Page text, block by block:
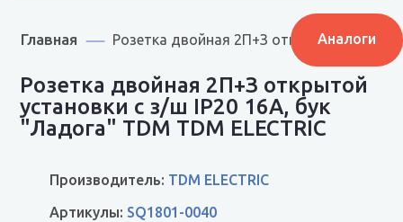
Главная Розетка двойная 2П+З открытойАналоги
Розетка двойная 2П+З открытой
установки с з/ш IP20 16А, бук
"Ладога" TDM TDM ELECTRIC
Производитель: TDM ELECTRIC
Артикулы: SQ1801-0040